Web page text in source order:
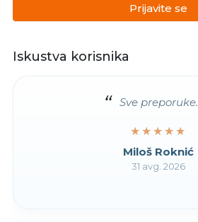
Prijavite se
Iskustva korisnika
Sve preporuke.
★★★★★
★★★★★
Miloš Roknić
31 avg. 2026